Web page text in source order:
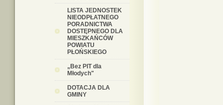
LISTA JEDNOSTEK
NIEODPŁATNEGO
PORADNICTWA
DOSTĘPNEGO DLA
MIESZKAŃCÓW
POWIATU
PŁOŃSKIEGO
„Bez PIT dla
Młodych"
DOTACJA DLA
GMINY